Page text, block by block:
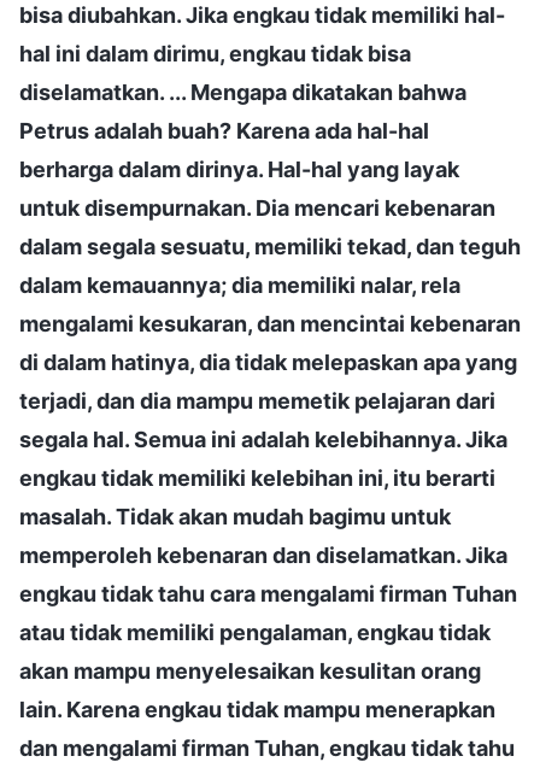
bisa diubahkan. Jika engkau tidak memiliki hal-
hal ini dalam dirimu, engkau tidak bisa
diselamatkan. ... Mengapa dikatakan bahwa
Petrus adalah buah? Karena ada hal-hal
berharga dalam dirinya. Hal-hal yang layak
untuk disempurnakan. Dia mencari kebenaran
dalam segala sesuatu, memiliki tekad, dan teguh
dalam kemauannya; dia memiliki nalar, rela
mengalami kesukaran, dan mencintai kebenaran
di dalam hatinya, dia tidak melepaskan apa yang
terjadi, dan dia mampu memetik pelajaran dari
segala hal. Semua ini adalah kelebihannya. Jika
engkau tidak memiliki kelebihan ini, itu berarti
masalah. Tidak akan mudah bagimu untuk
memperoleh kebenaran dan diselamatkan. Jika
engkau tidak tahu cara mengalami firman Tuhan
atau tidak memiliki pengalaman, engkau tidak
akan mampu menyelesaikan kesulitan orang
lain. Karena engkau tidak mampu menerapkan
dan mengalami firman Tuhan, engkau tidak tahu